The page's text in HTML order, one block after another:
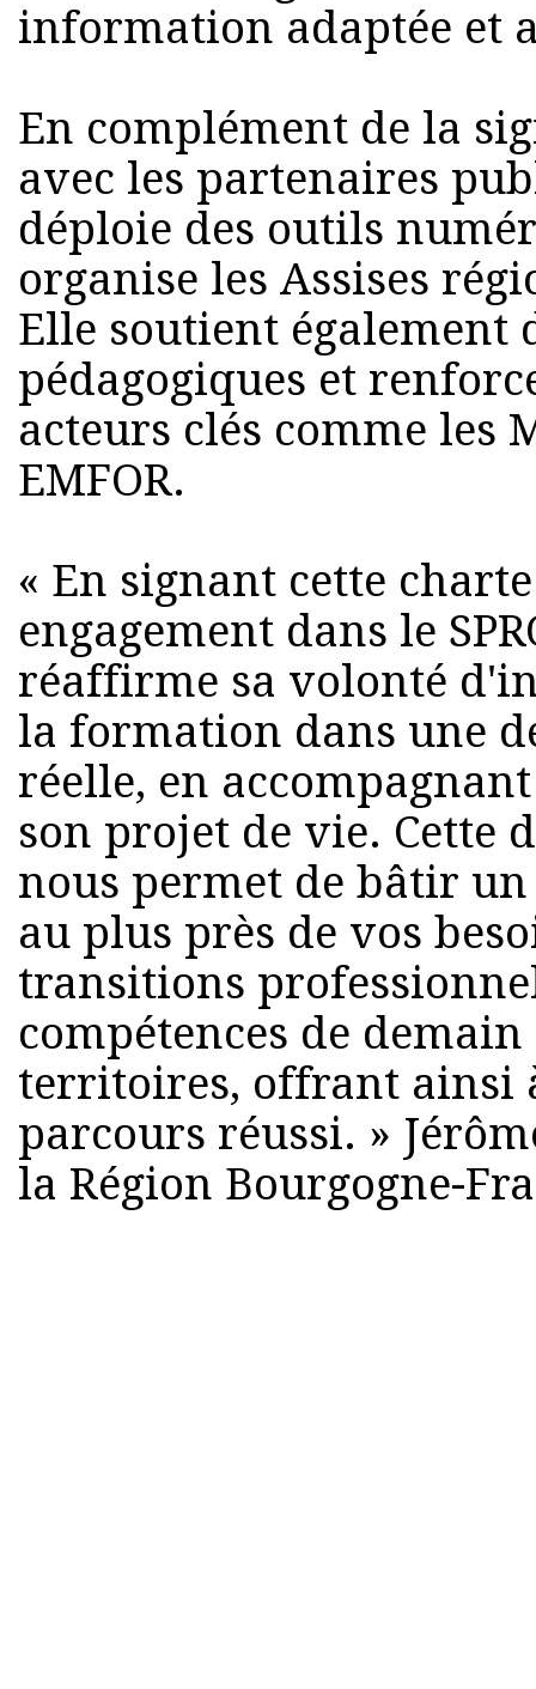
information adaptée et
En complément de la
avec les partenaires
déploie des outils
organise les Assises
Elle soutient également
pédagogiques et
acteurs clés comme les
EMFOR.
« En signant cette
engagement dans le
réaffirme sa volonté
la formation dans une
réelle, en
son projet de vie. Cette
nous permet de bâtir
au plus près de vos
transitions
compétences de
territoires, offrant ainsi
parcours réussi. »
la Région Bourgogne-